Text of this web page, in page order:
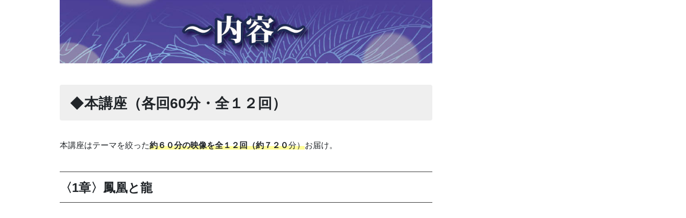
◆本講座（各回60分・全１２回）
本講座はテーマを絞った約６０分の映像を全１２回（約７２０分）お届け。
〈1章〉鳳凰と龍